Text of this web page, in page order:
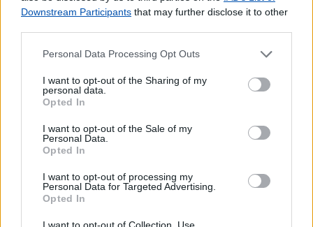
Downstream Participants that may further disclose it to other
Personal Data Processing Opt Outs
I want to opt-out of the Sharing of my
personal data.
Opted In
I want to opt-out of the Sale of my
Personal Data.
Opted In
I want to opt-out of processing my
Personal Data for Targeted Advertising.
Opted In
I want to opt-out of Collection, Use,